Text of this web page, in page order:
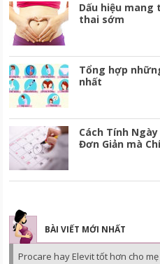
Dấu hiệu mang
thai sớm
Tổng hợp
nhất
Cách Tính
Đơn Giản mà
BÀI VIẾT MỚI NHẤT
Procare hay Elevit tốt hơn cho